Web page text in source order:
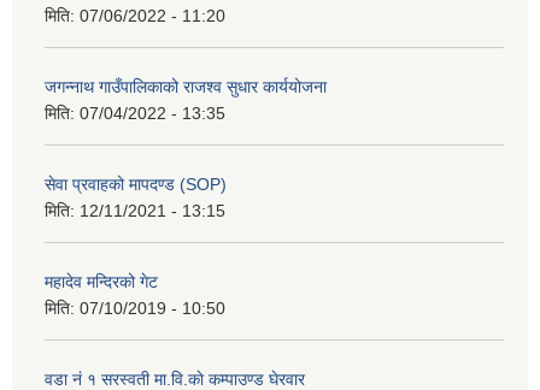
मिति: 07/06/2022 - 11:20
जगन्नाथ गाउँपालिकाको राजश्व सुधार कार्ययोजना
मिति: 07/04/2022 - 13:35
सेवा प्रवाहको मापदण्ड (SOP)
मिति: 12/11/2021 - 13:15
महादेव मन्दिरको गेट
मिति: 07/10/2019 - 10:50
वडा नं १ सरस्वती मा.वि.काे कम्पाउण्ड घेरवार